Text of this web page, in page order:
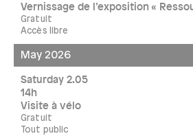
Vernissage de l’exposition «
Gratuit
Accès libre
May 2026
Saturday 2.05
14h
Visite à vélo
Gratuit
Tout public